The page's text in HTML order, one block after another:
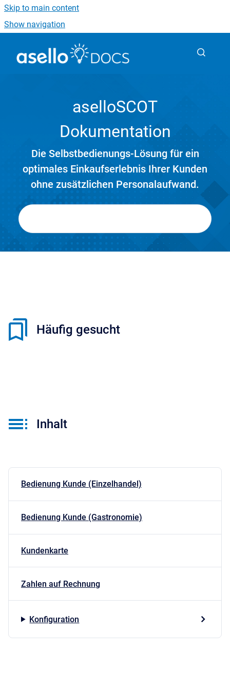
Skip to main content
Show navigation
aselloSCOT
Dokumentation
Die Selbstbedienungs-Lösung für ein
optimales Einkaufserlebnis Ihrer Kunden
ohne zusätzlichen Personalaufwand.
Häufig gesucht
Inhalt
Bedienung Kunde (Einzelhandel)
Bedienung Kunde (Gastronomie)
Kundenkarte
Zahlen auf Rechnung
Konfiguration